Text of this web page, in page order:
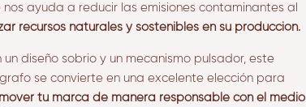
nos ayuda a reducir las emisiones contaminantes al
recursos naturales y sostenibles en su producción.
un diseño sobrio y un mecanismo pulsador, este
se convierte en una excelente elección para
tu marca de manera responsable con el medio